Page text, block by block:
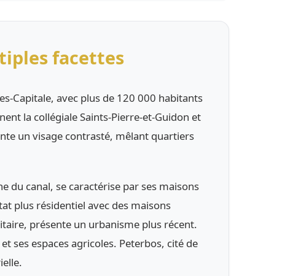
facettes
Capitale, avec plus de 120 000 habitants
la collégiale Saints-Pierre-et-Guidon et
un visage contrasté, mêlant quartiers
canal, se caractérise par ses maisons
plus résidentiel avec des maisons
présente un urbanisme plus récent.
ses espaces agricoles. Peterbos, cité de